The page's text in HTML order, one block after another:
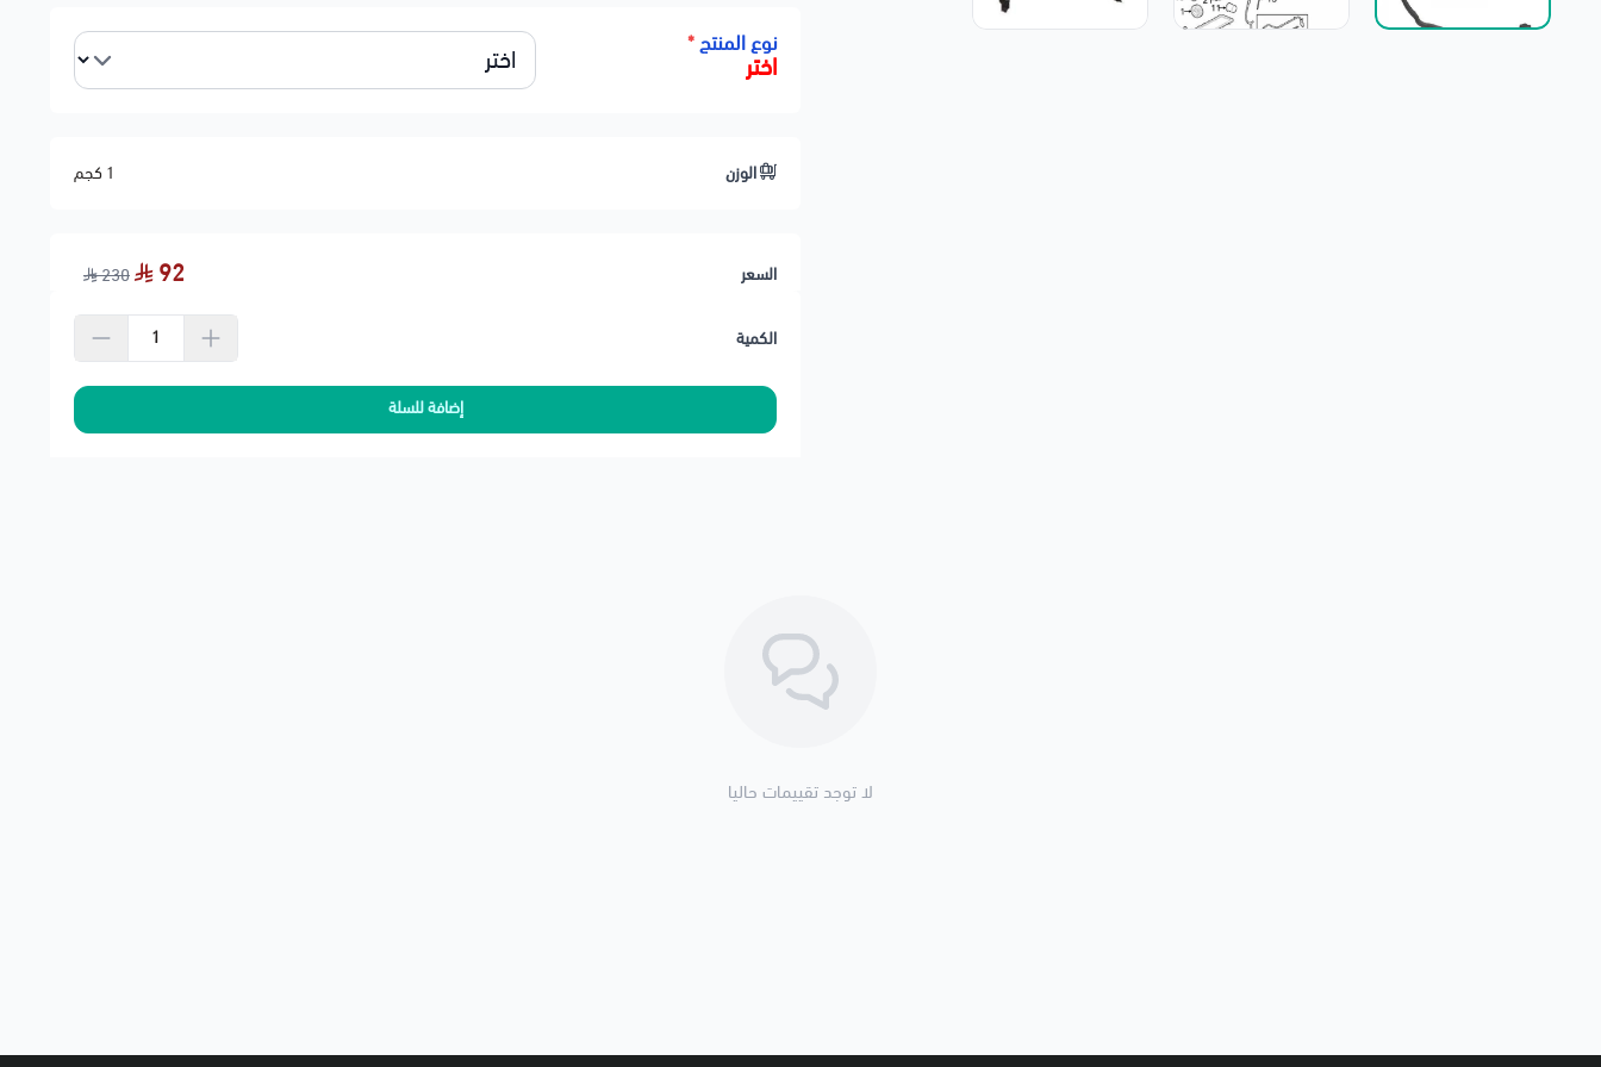
Ford Mustang 2010 GT 4.6L V8 - Gas
Lincoln Town Car 2011 Executive L, Signature L, Signature Limited 4.6L V8 - Flex, 4.6L V8 - Gas
Mercury Grand Marquis 2011 LS 4.6L V8 - Flex
نوع المنتج*
اختر
الوزن 1 كجم
السعر 92
230
الكمية
إضافة للسلة
لا توجد تقييمات حاليا